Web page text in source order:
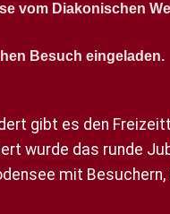
vom Diakonischen
Besuch eingeladen.
gibt es den
wurde das runde
mit Besuchern,